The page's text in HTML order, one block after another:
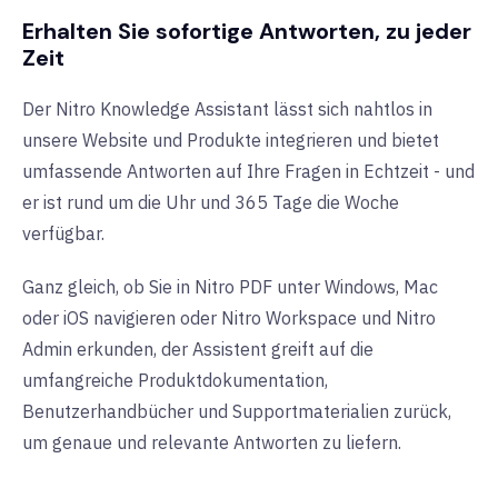
Erhalten Sie sofortige Antworten, zu jeder
Zeit
Der Nitro Knowledge Assistant lässt sich nahtlos in
unsere Website und Produkte integrieren und bietet
umfassende Antworten auf Ihre Fragen in Echtzeit - und
er ist rund um die Uhr und 365 Tage die Woche
verfügbar.
Ganz gleich, ob Sie in Nitro PDF unter Windows, Mac
oder iOS navigieren oder Nitro Workspace und Nitro
Admin erkunden, der Assistent greift auf die
umfangreiche Produktdokumentation,
Benutzerhandbücher und Supportmaterialien zurück,
um genaue und relevante Antworten zu liefern.